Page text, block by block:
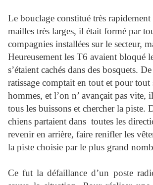
Le bouclage constitué très rapidement
mailles très larges, il était formé par
compagnies installées sur le secteur,
Heureusement les T6 avaient bloqué
s’étaient cachés dans des bosquets.
ratissage comptait en tout et pour tout
hommes, et l’on n’ avançait pas
tous les buissons et chercher la piste.
chiens partaient dans toutes les
revenir en arrière, faire renifler les
la piste choisie par le plus grand
Ce fut la défaillance d’un poste